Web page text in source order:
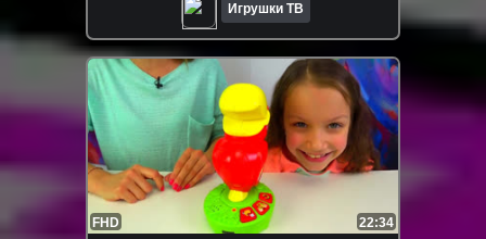
Игрушки ТВ
FHD 22:34